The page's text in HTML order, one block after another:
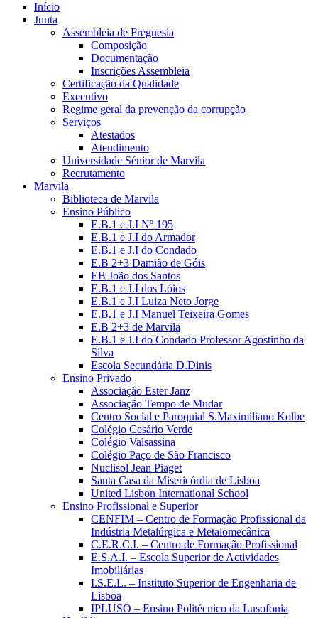
Início
Junta
Assembleia de Freguesia
Composição
Documentação
Inscrições Assembleia
Certificação da Qualidade
Executivo
Regime geral da prevenção da corrupção
Serviços
Atestados
Atendimento
Universidade Sénior de Marvila
Recrutamento
Marvila
Biblioteca de Marvila
Ensino Público
E.B.1 e J.I Nº 195
E.B.1 e J.I do Armador
E.B.1 e J.I do Condado
E.B 2+3 Damião de Góis
EB João dos Santos
E.B.1 e J.I dos Lóios
E.B.1 e J.I Luiza Neto Jorge
E.B.1 e J.I Manuel Teixeira Gomes
E.B 2+3 de Marvila
E.B.1 e J.I do Condado Professor Agostinho da
Silva
Escola Secundária D.Dinis
Ensino Privado
Associação Ester Janz
Associação Tempo de Mudar
Centro Social e Paroquial S.Maximiliano Kolbe
Colégio Cesário Verde
Colégio Valsassina
Colégio Paço de São Francisco
Nuclisol Jean Piaget
Santa Casa da Misericórdia de Lisboa
United Lisbon International School
Ensino Profissional e Superior
CENFIM – Centro de Formação Profissional da
Indústria Metalúrgica e Metalomecânica
C.E.R.C.I. – Centro de Formação Profissional
E.S.A.I. – Escola Superior de Actividades
Imobiliárias
I.S.E.L. – Instituto Superior de Engenharia de
Lisboa
IPLUSO – Ensino Politécnico da Lusofonia